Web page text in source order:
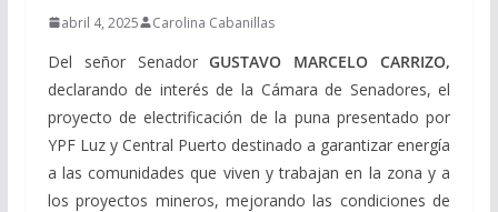
abril 4, 2025 Carolina Cabanillas
Del señor SenadorGUSTAVO MARCELO CARRIZO,
declarando de interés de la Cámara de Senadores, el
proyecto de electrificación de la puna presentado por
YPF Luz y Central Puerto destinado a garantizar energía
a las comunidades que viven y trabajan en la zona y a
los proyectos mineros, mejorando las condiciones de